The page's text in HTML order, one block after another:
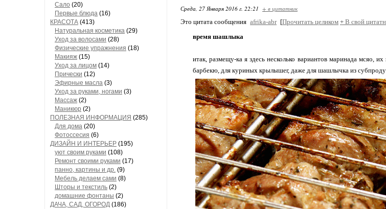
Сало (20)
Первые блюда (16)
КРАСОТА (413)
Натуральная косметика (29)
Уход за волосами (28)
Физические упражнения (18)
Макияж (15)
Уход за лицом (14)
Прически (12)
Эфирные масла (3)
Уход за руками, ногами (3)
Массаж (2)
Маникюр (2)
ПОЛЕЗНАЯ ИНФОРМАЦИЯ (285)
Для дома (20)
Фотоссесия (6)
ДИЗАЙН И ИНТЕРЬЕР (195)
уют своим руками (108)
Ремонт своими руками (17)
панно, картины и др. (9)
Мебель делаем сами (8)
Шторы и текстиль (2)
домашние фонтаны (2)
ДАЧА, САД, ОГОРОД (186)
Среда, 27 Января 2016 г. 22:21 + в цитатник
Это цитата сообщения afrika-abr [Прочитать целиком + В свой
время шашлыка
итак, размещу-ка я здесь несколько вариантов маринада мсяо,
барбекю, для куриных крылышег, даже для шашлычка из